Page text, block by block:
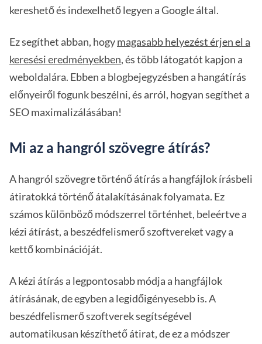
kereshető és indexelhető legyen a Google által.
Ez segíthet abban, hogymagasabb helyezést érjen el a
keresési eredményekben, és több látogatót kapjon a
weboldalára. Ebben a blogbejegyzésben a hangátírás
előnyeiről fogunk beszélni, és arról, hogyan segíthet a
SEO maximalizálásában!
Mi az a hangról szövegre átírás?
A hangról szövegre történő átírás a hangfájlok írásbeli
átiratokká történő átalakításának folyamata. Ez
számos különböző módszerrel történhet, beleértve a
kézi átírást, a beszédfelismerő szoftvereket vagy a
kettő kombinációját.
A kézi átírás a legpontosabb módja a hangfájlok
átírásának, de egyben a legidőigényesebb is. A
beszédfelismerő szoftverek segítségével
automatikusan készíthető átirat, de ez a módszer